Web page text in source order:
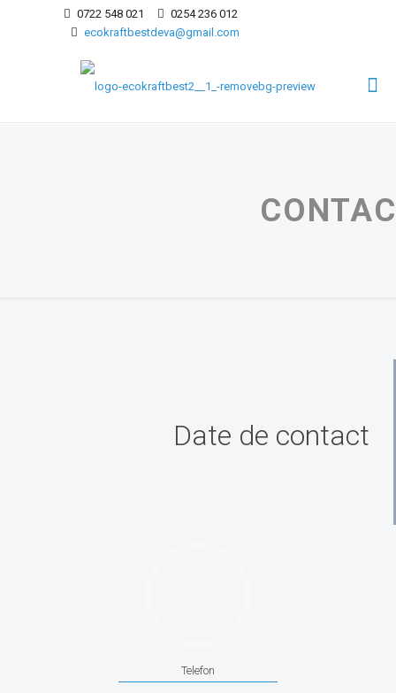
0722 548 021
0254 236 012
ecokraftbestdeva@gmail.com
Date de contact
Telefon